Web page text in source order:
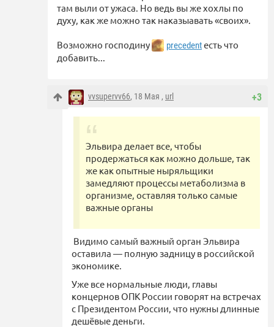
там выли от ужаса. Но ведь вы же хохлы по
духу, как же можно так наказыавать «своих».
Возможно господину precedentесть что
добавить...
+3
vvsupervv66, 18 Мая , url
Эльвира делает все, чтобы
продержаться как можно дольше, так
же как опытные ныряльщики
замедляют процессы метаболизма в
организме, оставляя только самые
важные органы
Видимо самый важный орган Эльвира
оставила — полную задницу в российской
экономике.
Уже все нормальные люди, главы
концернов ОПК России говорят на встречах
с Президентом России, что нужны длинные
дешёвые деньги.